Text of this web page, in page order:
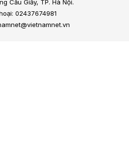
Cầu Giấy, TP. Hà Nội.
02437674981